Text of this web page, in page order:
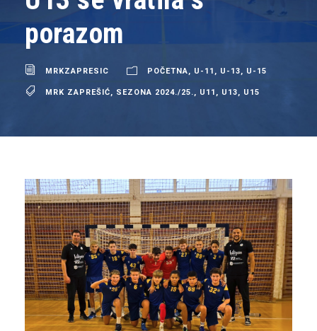
porazom
MRKZAPRESIC POČETNA U-11 U-13 U-15
MRK ZAPREŠIĆ SEZONA 2024./25. U11 U13 U15